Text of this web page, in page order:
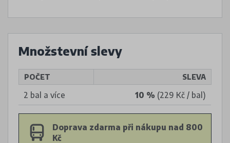
Množstevní slevy
POČET SLEVA
2 bal a více 10 % (229 Kč / bal)
Doprava zdarma při nákupu nad 800
Kč